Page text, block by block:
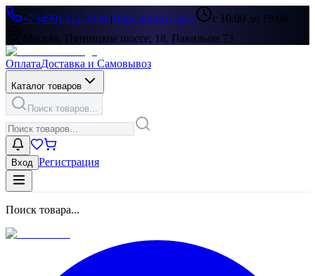
+7 (499) 322-33-86|Перезвоните мне
с 10:00 до 19:00
Москва, Пятницкое шоссе, 18, Павильон 73
ОплатаДоставка и Самовывоз
Каталог товаров
Поиск товаров...
Вход Регистрация
Поиск товара...